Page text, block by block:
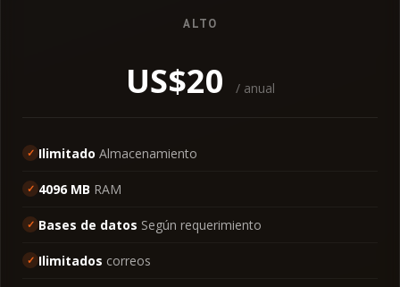
ALTO
US$20 / anual
Ilimitado Almacenamiento
4096 MB RAM
Bases de datos Según requerimiento
Ilimitados correos